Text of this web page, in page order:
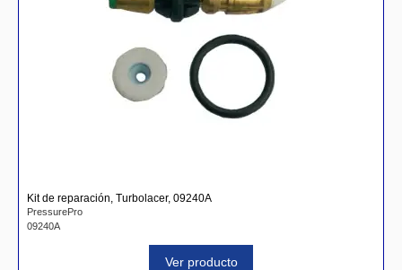
Kit de reparación, Turbolacer, 09240A
PressurePro
09240A
Ver producto